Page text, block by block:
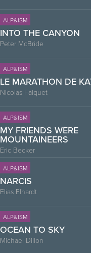
ALP&ISM
INTO THE CANYON
Peter McBride
ALP&ISM
LE MARATHON DE
Nicolas Falquet
ALP&ISM
MY FRIENDS WERE
MOUNTAINEERS
Eric Becker
ALP&ISM
NARCIS
Elias Elhardt
ALP&ISM
OCEAN TO SKY
Michael Dillon